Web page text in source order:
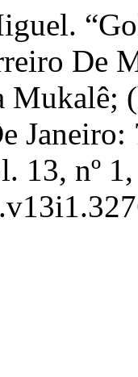
De
Mukalê;
13, nº